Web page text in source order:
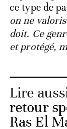
ce type de
on ne
doit. Ce
et protégé,
Lire
retour
Ras El